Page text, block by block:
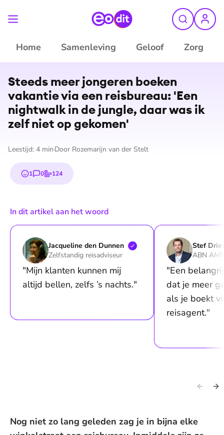
Home Samenleving Geloof Zorg
Steeds meer jongeren boeken
vakantie via een reisbureau: 'Een
nightwalk in de jungle, daar was ik
zelf niet op gekomen'
Leestijd: 4 min Door Rozemarijn van der Stelt
1
emoji0
reacties
124
stemmen
In dit artikel aan het woord
Jacqueline den Dunnen
Zelfstandig reisadviseur
"Mijn klanten kunnen mij
altijd bellen, zelfs ’s nachts."
Stef
ABN
"Een
dat je meer
als je boekt
reisagent."
Nog niet zo lang geleden zag je in bijna elke